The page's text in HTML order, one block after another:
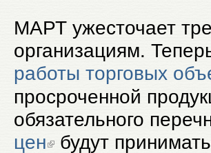
МАРТ ужесточает
организациям.
работы торговых
просроченной
обязательного
цен будут